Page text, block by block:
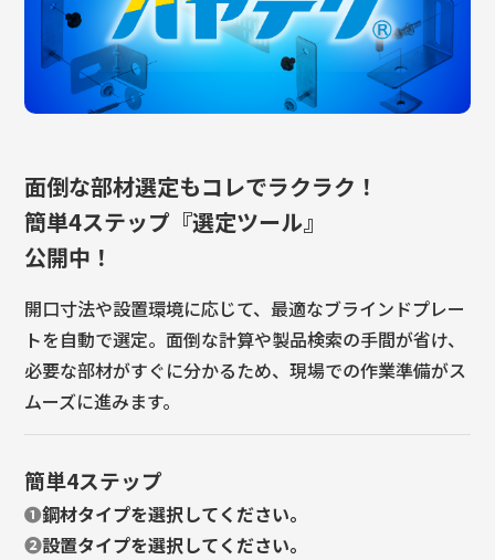
面倒な部材選定もコレでラクラク！
簡単4ステップ『選定ツール』
公開中！
開口寸法や設置環境に応じて、最適なブラインドプレー
トを自動で選定。面倒な計算や製品検索の手間が省け、
必要な部材がすぐに分かるため、現場での作業準備がス
ムーズに進みます。
簡単4ステップ
❶鋼材タイプを選択してください。
❷設置タイプを選択してください。